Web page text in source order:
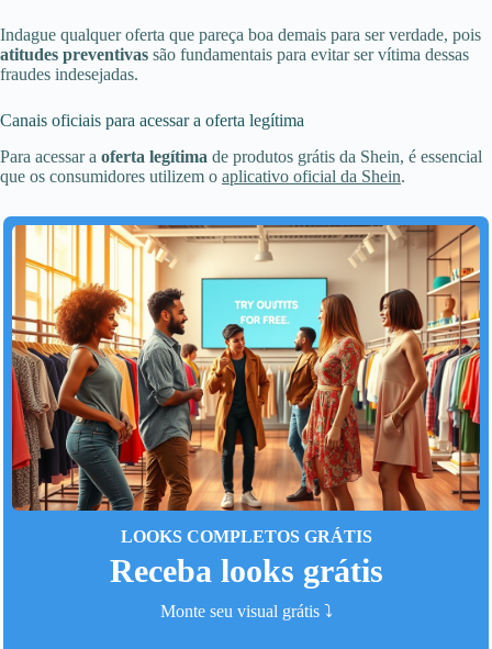
Indague qualquer oferta que pareça boa demais para ser verdade, pois
atitudes preventivas são fundamentais para evitar ser vítima dessas
fraudes indesejadas.
Canais oficiais para acessar a oferta legítima
Para acessar a oferta legítima de produtos grátis da Shein, é essencial
que os consumidores utilizem o aplicativo oficial da Shein.
LOOKS COMPLETOS GRÁTIS
Receba looks grátis
Monte seu visual grátis ⤵️